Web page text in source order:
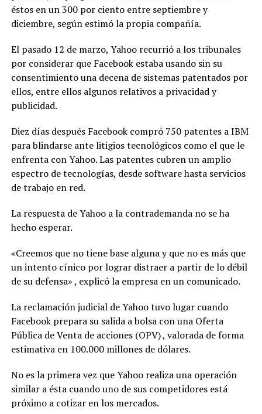
éstos en un 300 por ciento entre septiembre y
diciembre, según estimó la propia compañía.
El pasado 12 de marzo, Yahoo recurrió a los tribunales
por considerar que Facebook estaba usando sin su
consentimiento una decena de sistemas patentados por
ellos, entre ellos algunos relativos a privacidad y
publicidad.
Diez días después Facebook compró 750 patentes a IBM
para blindarse ante litigios tecnológicos como el que le
enfrenta con Yahoo. Las patentes cubren un amplio
espectro de tecnologías, desde software hasta servicios
de trabajo en red.
La respuesta de Yahoo a la contrademanda no se ha
hecho esperar.
«Creemos que no tiene base alguna y que no es más que
un intento cínico por lograr distraer a partir de lo débil
de su defensa» , explicó la empresa en un comunicado.
La reclamación judicial de Yahoo tuvo lugar cuando
Facebook prepara su salida a bolsa con una Oferta
Pública de Venta de acciones (OPV) , valorada de forma
estimativa en 100.000 millones de dólares.
No es la primera vez que Yahoo realiza una operación
similar a ésta cuando uno de sus competidores está
próximo a cotizar en los mercados.